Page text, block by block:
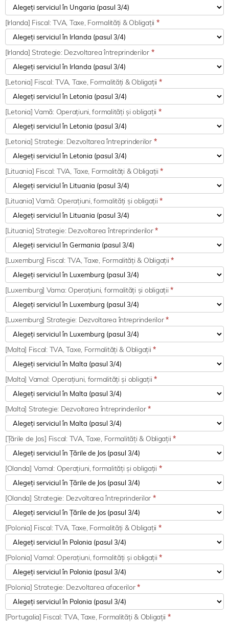
[Irlanda] Fiscal: TVA, Taxe, Formalități & Obligații *
[Irlanda] Strategie: Dezvoltarea întreprinderilor *
[Letonia] Fiscal: TVA, Taxe, Formalități & Obligații *
[Letonia] Vamă: Operațiuni, formalități și obligații *
[Letonia] Strategie: Dezvoltarea întreprinderilor *
[Lituania] Fiscal: TVA, Taxe, Formalități & Obligații*
[Lituania] Vamă: Operațiuni, formalități și obligații*
[Lituania] Strategie: Dezvoltarea întreprinderilor*
[Luxemburg] Fiscal: TVA, Taxe, Formalități & Obligații*
[Luxemburg] Vama: Operațiuni, formalități și obligații*
[Luxemburg] Strategie: Dezvoltarea întreprinderilor*
[Malta] Fiscal: TVA, Taxe, Formalități & Obligații*
[Malta] Vamal: Operațiuni, formalități și obligații*
[Malta] Strategie: Dezvoltarea întreprinderilor*
[Țările de Jos] Fiscal: TVA, Taxe, Formalități & Obligații*
[Olanda] Vamal: Operațiuni, formalități și obligații *
[Olanda] Strategie: Dezvoltarea întreprinderilor *
[Polonia] Fiscal: TVA, Taxe, Formalități & Obligații *
[Polonia] Vamal: Operațiuni, formalități și obligații*
[Polonia] Strategie: Dezvoltarea afacerilor*
[Portugalia] Fiscal: TVA, Taxe, Formalități & Obligații *